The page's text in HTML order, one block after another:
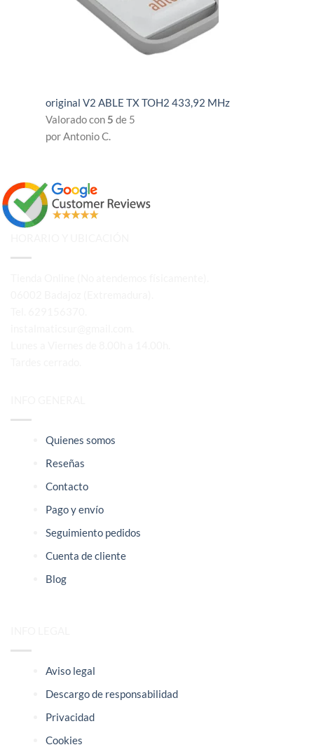
original V2 ABLE TX TOH2 433,92 MHz
Valorado con 5 de 5
por Antonio C.
Quienes somos
Reseñas
Contacto
Pago y envío
Seguimiento pedidos
Cuenta de cliente
Blog
Aviso legal
Descargo de responsabilidad
Privacidad
Cookies